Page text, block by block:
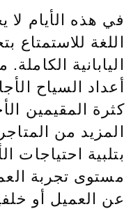
في هذه الأيام لا
اللغة للاستمتاع
اليابانية
أعداد السياح
كثرة المقيمين
المزيد من
بتلبية احتياجات
مستوى تجربة
عن العميل أو